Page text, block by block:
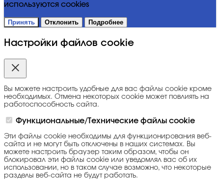
используются cookies
Принять Отклонить Подробнее
Настройки файлов cookie
Вы можете настроить удобные для вас файлы cookie кроме
необходимых. Отмена некоторых cookie может повлиять на
работоспособность сайта.
Функциональные/Технические файлы cookie
Эти файлы cookie необходимы для функционирования веб-
сайта и не могут быть отключены в наших системах. Вы
можете настроить браузер таким образом, чтобы он
блокировал эти файлы cookie или уведомлял вас об их
использовании, но в таком случае возможно, что некоторые
разделы веб-сайта не будут работать.